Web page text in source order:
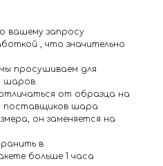
вашему запросу
, что значительно
просушиваем для
шаров.
от образца на
поставщиков шара
он заменяется на
в
больше 1 часа